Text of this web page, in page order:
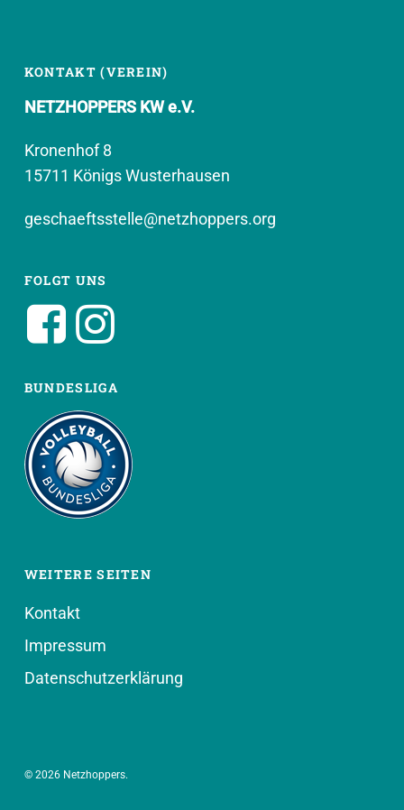
KONTAKT (VEREIN)
NETZHOPPERS KW e.V.
Kronenhof 8
15711 Königs Wusterhausen
geschaeftsstelle@netzhoppers.org
FOLGT UNS
BUNDESLIGA
WEITERE SEITEN
Kontakt
Impressum
Datenschutzerklärung
© 2026 Netzhoppers.